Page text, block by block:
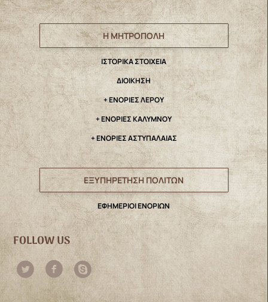
Η ΜΗΤΡΟΠΟΛΗ
IΣΤΟΡΙΚΑ ΣΤΟΙΧΕΙΑ
ΔΙΟΙΚΗΣΗ
+ ΕΝΟΡΙΕΣ ΛΕΡΟΥ
+ ΕΝΟΡΙΕΣ ΚΑΛΥΜΝΟΥ
+ ΕΝΟΡΙΕΣ ΑΣΤΥΠΑΛΑΙΑΣ
ΕΞΥΠΗΡΕΤΗΣΗ ΠΟΛΙΤΩΝ
ΕΦΗΜΕΡΙΟΙ ΕΝΟΡΙΩΝ
FOLLOW US